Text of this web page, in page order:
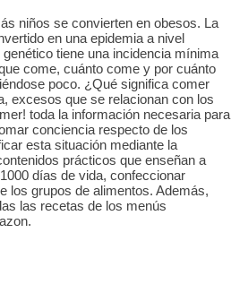
niños se convierten en obesos. La
en una epidemia a nivel
tiene una incidencia mínima
come, cuánto come y por cuánto
poco. ¿Qué significa comer
excesos que se relacionan con los
toda la información necesaria para
conciencia respecto de los
esta situación mediante la
prácticos que enseñan a
días de vida, confeccionar
los grupos de alimentos. Además,
las recetas de los menús